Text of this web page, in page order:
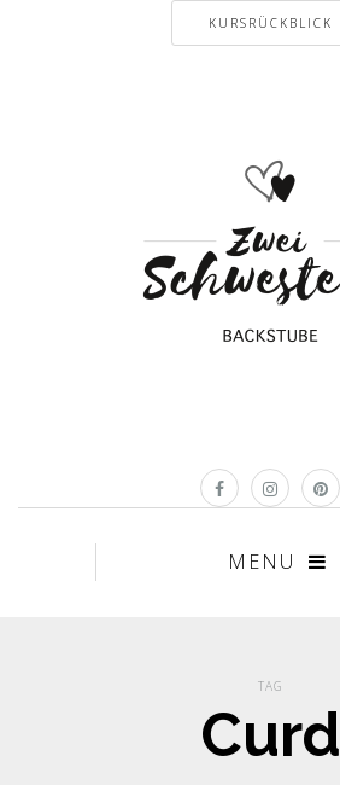
KURSRÜCKBLICK
MENU
TAG
Curd